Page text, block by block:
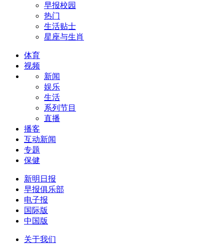
早报校园
热门
生活贴士
星座与生肖
体育
视频
新闻
娱乐
生活
系列节目
直播
播客
互动新闻
专题
保健
新明日报
早报俱乐部
电子报
国际版
中国版
关于我们